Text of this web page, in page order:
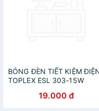
BÓNG ĐÈN TIẾT KIỆM
TOPLEX ESL 303-15W
19.000 đ